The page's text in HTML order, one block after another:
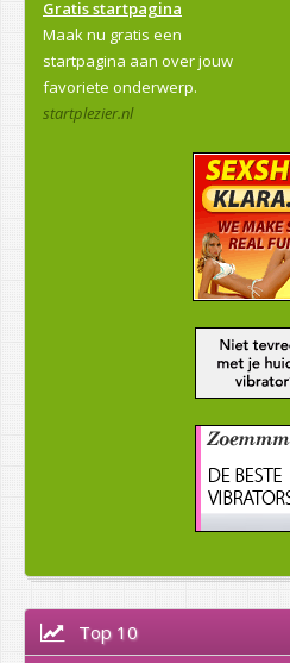
Gratis startpagina
Maak nu gratis een
startpagina aan over jouw
favoriete onderwerp.
startplezier.nl
Top 10